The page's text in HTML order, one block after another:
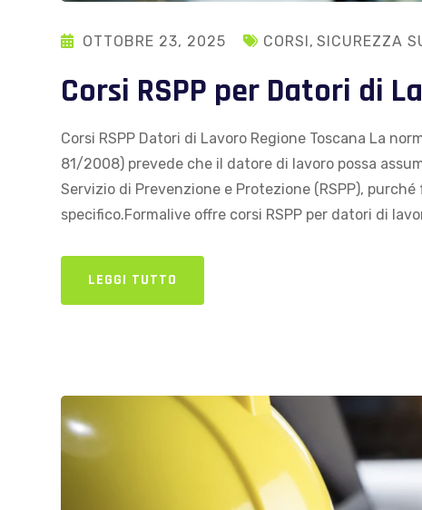
OTTOBRE 23, 2025 CORSI, SICUREZZA
Corsi RSPP per Datori di
Corsi RSPP Datori di Lavoro Regione Toscana La
81/2008) prevede che il datore di lavoro possa
Servizio di Prevenzione e Protezione (RSPP),
specifico.Formalive offre corsi RSPP per datori di
LEGGI TUTTO